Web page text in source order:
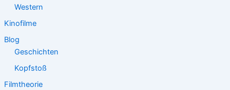
Western
Kinofilme
Blog
Geschichten
Kopfstoß
Filmtheorie